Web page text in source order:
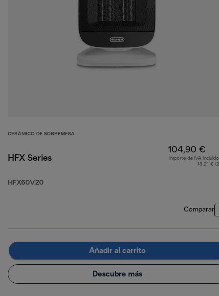
CERÁMICO DE SOBREMESA
HFX Series
HFX60V20
104,90 €
Importe de IVA
18,21 €
Comparar
Añadir al carrito
Descubre más